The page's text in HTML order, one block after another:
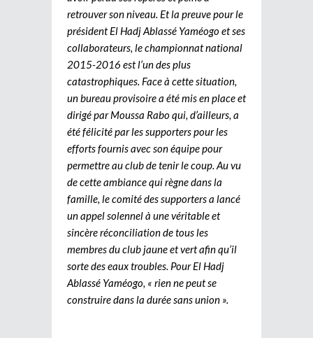
retrouver son niveau. Et la preuve pour le
président El Hadj Ablassé Yaméogo et ses
collaborateurs, le championnat national
2015-2016 est l’un des plus
catastrophiques. Face à cette situation,
un bureau provisoire a été mis en place et
dirigé par Moussa Rabo qui, d’ailleurs, a
été félicité par les supporters pour les
efforts fournis avec son équipe pour
permettre au club de tenir le coup. Au vu
de cette ambiance qui règne dans la
famille, le comité des supporters a lancé
un appel solennel à une véritable et
sincère réconciliation de tous les
membres du club jaune et vert afin qu’il
sorte des eaux troubles. Pour El Hadj
Ablassé Yaméogo, « rien ne peut se
construire dans la durée sans union ».